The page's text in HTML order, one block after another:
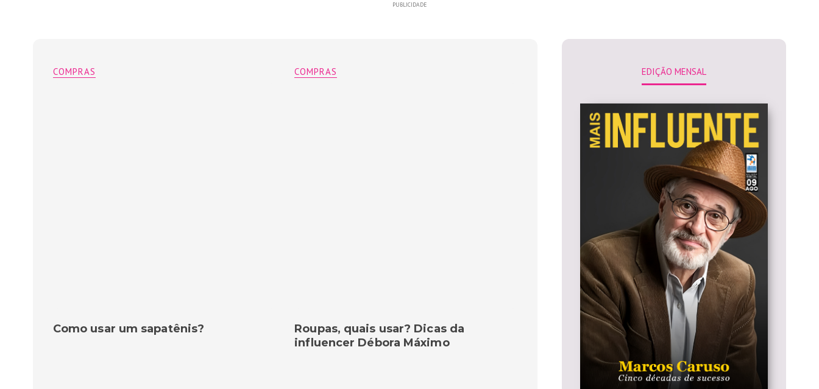
PUBLICIDADE
COMPRAS
Roupas, quais usar? Dicas da
influencer Débora Máximo
COMPRAS
Como usar um sapatênis?
EDIÇÃO MENSAL